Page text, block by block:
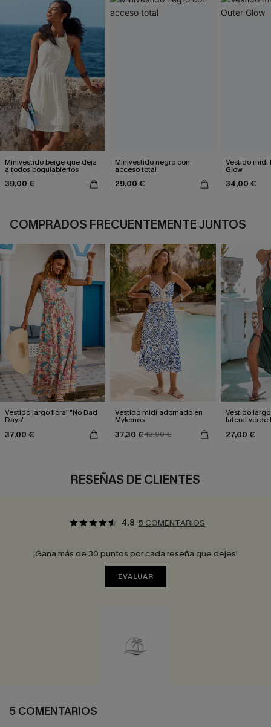
Minivestido beige que deja
a todos boquiabiertos
39,00 €
Minivestido negro con
acceso total
29,00 €
Vestido midi
Glow
34,00 €
COMPRADOS FRECUENTEMENTE JUNTOS
Vestido largo floral "No Bad
Days"
37,00 €
Vestido midi adornado en
Mykonos
37,30 €43,90 €
Vestido
lateral verde
27,00 €
RESEÑAS DE CLIENTES
4.8 5 COMENTARIOS
¡Gana más de 30 puntos por cada reseña que dejes!
EVALUAR
5 COMENTARIOS